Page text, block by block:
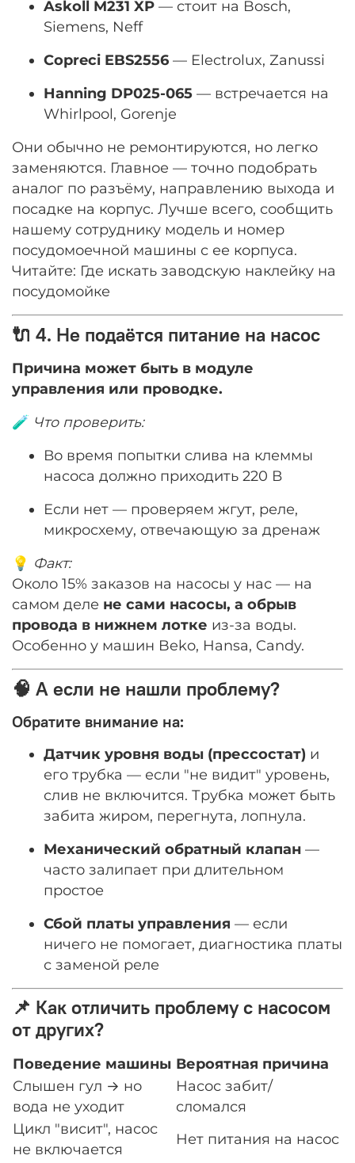
Askoll M231 XP — стоит на Bosch,
Siemens, Neff
Copreci EBS2556 — Electrolux, Zanussi
Hanning DP025-065 — встречается на
Whirlpool, Gorenje
Они обычно не ремонтируются, но легко
заменяются. Главное — точно подобрать
аналог по разъёму, направлению выхода и
посадке на корпус. Лучше всего, сообщить
нашему сотруднику модель и номер
посудомоечной машины с ее корпуса.
Читайте: Где искать заводскую наклейку на
посудомойке
🔌 4. Не подаётся питание на насос
Причина может быть в модуле
управления или проводке.
🧪 Что проверить:
Во время попытки слива на клеммы
насоса должно приходить 220 В
Если нет — проверяем жгут, реле,
микросхему, отвечающую за дренаж
💡 Факт:
Около 15% заказов на насосы у нас — на
самом деле не сами насосы, а обрыв
провода в нижнем лотке из-за воды.
Особенно у машин Beko, Hansa, Candy.
🧠 А если не нашли проблему?
Обратите внимание на:
Датчик уровня воды (прессостат) и
его трубка — если "не видит" уровень,
слив не включится. Трубка может быть
забита жиром, перегнута, лопнула.
Механический обратный клапан —
часто залипает при длительном
простое
Сбой платы управления — если
ничего не помогает, диагностика платы
с заменой реле
📌 Как отличить проблему с насосом
от других?
Поведение машины Вероятная причина
Слышен гул → но
вода не уходит
Насос забит/
сломался
Цикл "висит", насос
не включается
Нет питания на насос